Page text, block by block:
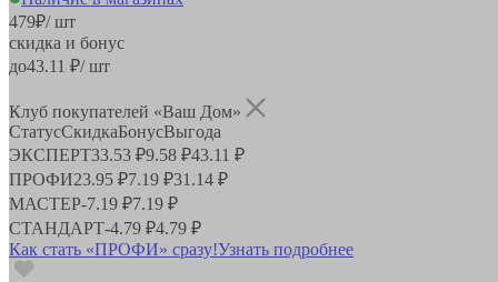
479₽/ шт
скидка и бонус
до43.11 ₽/ шт
Клуб покупателей «Ваш Дом»
СтатусСкидкаБонусВыгода
ЭКСПЕРТ33.53 ₽9.58 ₽43.11 ₽
ПРОФИ23.95 ₽7.19 ₽31.14 ₽
МАСТЕР-7.19 ₽7.19 ₽
СТАНДАРТ-4.79 ₽4.79 ₽
Как стать «ПРОФИ» сразу!Узнать подробнее